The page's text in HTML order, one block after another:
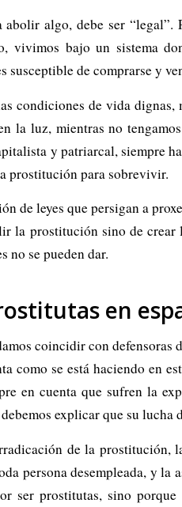
abolir algo, debe ser
vivimos bajo un sistema
susceptible de comprarse y
condiciones de vida
la luz, mientras no
y patriarcal, siempre
prostitución para sobrevivir.
de leyes que persigan a
la prostitución sino de
no se pueden dar.
en
coincidir con
como se está haciendo en
en cuenta que sufren la
explicar que su
de la
persona desempleada, y la
ser prostitutas, sino